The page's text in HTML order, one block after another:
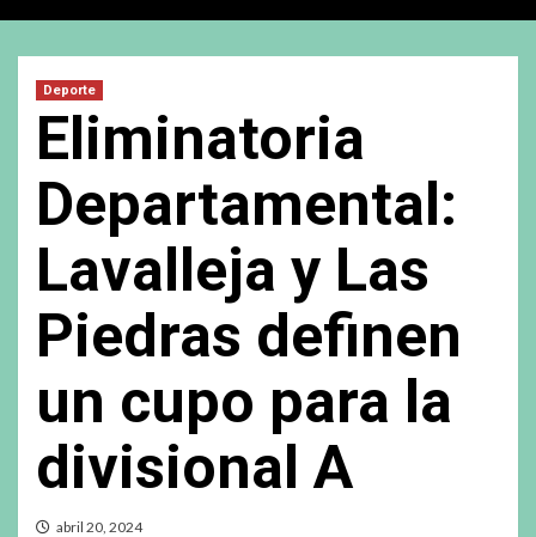
Deporte
Eliminatoria
Departamental:
Lavalleja y Las
Piedras definen
un cupo para la
divisional A
abril 20, 2024